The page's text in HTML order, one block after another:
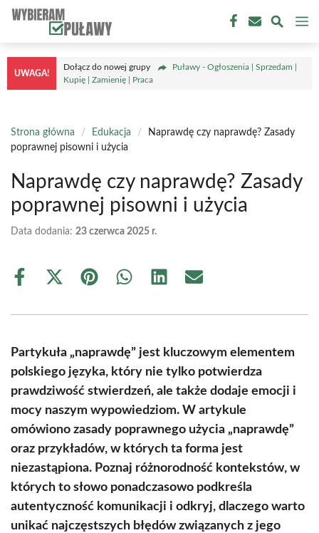
Przejdź
treści
UWAGA!
Dołącz do nowej grupy
Puławy - Ogłoszenia | Sprzedam |
Kupię | Zamienię | Praca
Strona główna / Edukacja /
Naprawdę czy naprawdę? Zasady
poprawnej pisowni i użycia
Naprawdę czy naprawdę? Zasady
poprawnej pisowni i użycia
Data dodania: 23 czerwca 2025 r.
Share
Share
(Twitter)
Share Share Share Share
Partykuła „naprawdę” jest kluczowym elementem
polskiego języka, który nie tylko potwierdza
prawdziwość stwierdzeń, ale także dodaje emocji i
mocy naszym wypowiedziom. W artykule
omówiono zasady poprawnego użycia „naprawdę”
oraz przykładów, w których ta forma jest
niezastąpiona. Poznaj różnorodność kontekstów, w
których to słowo ponadczasowo podkreśla
autentyczność komunikacji i odkryj, dlaczego warto
unikać najczęstszych błędów związanych z jego